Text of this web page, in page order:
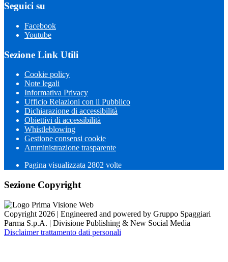
Seguici su
Facebook
Youtube
Sezione Link Utili
Cookie policy
Note legali
Informativa Privacy
Ufficio Relazioni con il Pubblico
Dichiarazione di accessibilità
Obiettivi di accessibilità
Whistleblowing
Gestione consensi cookie
Amministrazione trasparente
Pagina visualizzata 2802 volte
Sezione Copyright
Copyright 2026 | Engineered and powered by Gruppo Spaggiari
Parma S.p.A. | Divisione Publishing & New Social Media
Disclaimer trattamento dati personali